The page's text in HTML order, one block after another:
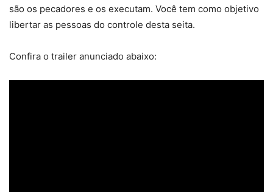
são os pecadores e os executam. Você tem como objetivo
libertar as pessoas do controle desta seita.
Confira o trailer anunciado abaixo: